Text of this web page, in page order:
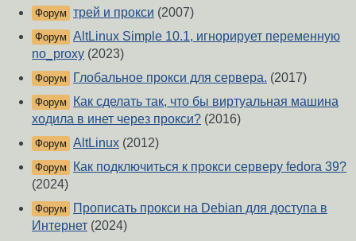
Форум трей и прокси (2007)
Форум AltLinux Simple 10.1, игнорирует переменную
no_proxy (2023)
Форум Глобальное прокси для сервера. (2017)
Форум
Как сделать так, что бы виртуальная машина
ходила в инет через прокси? (2016)
Форум AltLinux (2012)
Форум
Как подключиться к прокси серверу fedora 39?
(2024)
Форум
Прописать прокси на Debian для доступа в
Интернет (2024)